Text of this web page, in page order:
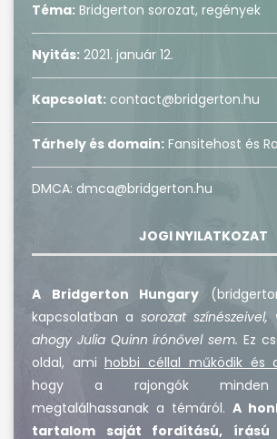
Téma: Bridgerton sorozat, regények
Nyitás: 2021. január 12.
Kapcsolat: contact@bridgerton.hu
Tárhely és domain: Fansitehost és
DMCA: dmca@bridgerton.hu
JOGI NYILATKOZAT
A Bridgerton Hungary
kapcsolatban a sorozat
ahogy Julia Quinn írónővel sem. Ez
oldal, ami hobbi céllal működik és
hogy a rajongók minden
megtalálhassanak a témáról. A
tartalom saját fordítású, írású